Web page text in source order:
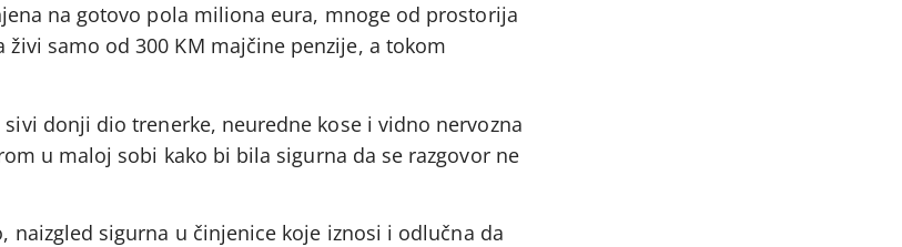
na gotovo pola miliona eura, mnoge od prostorija
samo od 300 KM majčine penzije, a tokom
donji dio trenerke, neuredne kose i vidno nervozna
u maloj sobi kako bi bila sigurna da se razgovor ne
naizgled sigurna u činjenice koje iznosi i odlučna da